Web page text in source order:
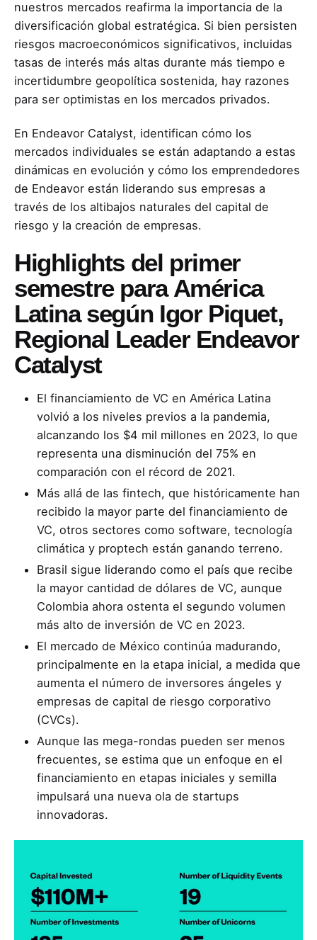
nuestros mercados reafirma la importancia de la
diversificación global estratégica. Si bien persisten
riesgos macroeconómicos significativos, incluidas
tasas de interés más altas durante más tiempo e
incertidumbre geopolítica sostenida, hay razones
para ser optimistas en los mercados privados.
En Endeavor Catalyst, identifican cómo los
mercados individuales se están adaptando a estas
dinámicas en evolución y cómo los emprendedores
de Endeavor están liderando sus empresas a
través de los altibajos naturales del capital de
riesgo y la creación de empresas.
Highlights del primer
semestre para América
Latina según Igor Piquet,
Regional Leader Endeavor
Catalyst
El financiamiento de VC en América Latina
volvió a los niveles previos a la pandemia,
alcanzando los $4 mil millones en 2023, lo que
representa una disminución del 75% en
comparación con el récord de 2021.
Más allá de las fintech, que históricamente han
recibido la mayor parte del financiamiento de
VC, otros sectores como software, tecnología
climática y proptech están ganando terreno.
Brasil sigue liderando como el país que recibe
la mayor cantidad de dólares de VC, aunque
Colombia ahora ostenta el segundo volumen
más alto de inversión de VC en 2023.
El mercado de México continúa madurando,
principalmente en la etapa inicial, a medida que
aumenta el número de inversores ángeles y
empresas de capital de riesgo corporativo
(CVCs).
Aunque las mega-rondas pueden ser menos
frecuentes, se estima que un enfoque en el
financiamiento en etapas iniciales y semilla
impulsará una nueva ola de startups
innovadoras.